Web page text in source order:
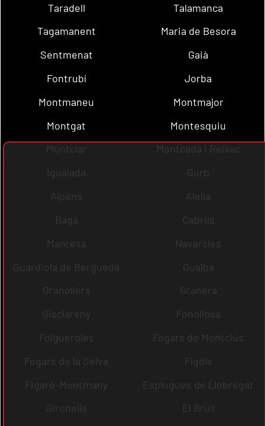
Taradell
Talamanca
Tagamanent
Maria de Besora
Sentmenat
Gaià
Fontrubí
Jorba
Montmaneu
Montmajor
Montgat
Montesquiu
Montclar
Montcada i Reixac
Igualada
Gurb
Alpens
Alella
Bagà
Cabrils
Manresa
Navarcles
Guardiola de Berguedà
Gualba
Granollers
Granera
Gisclareny
Fonollosa
Folgueroles
Fogars de Montclús
Fogars de la Selva
Fígols
Figaró-Montmany
Esplugues de Llobregat
Gironella
El Brull